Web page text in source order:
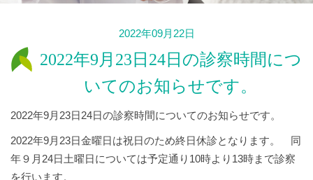
2022年09月22日
2022年9月23日24日の診察時間につ
いてのお知らせです。
2022年9月23日24日の診察時間についてのお知らせです。
2022年9月23日金曜日は祝日のため終日休診となります。 同
年９月24日土曜日については予定通り10時より13時まで診察
を行います。